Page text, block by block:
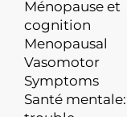
Ménopause et
cognition
Menopausal
Vasomotor
Symptoms
Santé mentale: